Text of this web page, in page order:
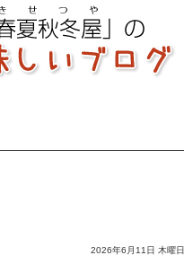
2026年6月11日 木曜日